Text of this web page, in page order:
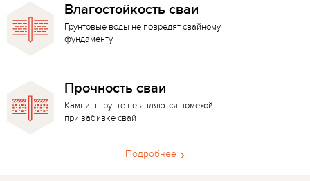
Влагостойкость сваи
Грунтовые воды не повредят свайному
фундаменту
Прочность сваи
Камни в грунте не являются помехой
при забивке свай
Подробнее